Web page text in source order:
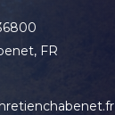
FR